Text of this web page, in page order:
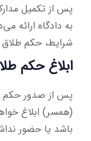
پس از تکمیل
به دادگاه ارائه
شرایط، حکم طلاق
ابلاغ حکم
پس از صدور حکم
(همسر) ابلاغ
باشد یا حضور